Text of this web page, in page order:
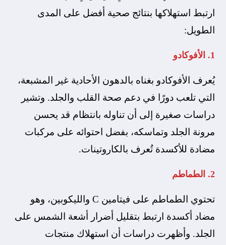
ارتبط استهلاكها بنتائج صحية أفضل على المدى
الطويل:
1. الأفوكادو
يُعرف الأفوكادو بغناه بالدهون الأحادية غير المشبعة،
التي تلعب دورًا في دعم صحة القلب والجلد. وتشير
دراسات صغيرة إلى أن تناوله بانتظام قد يحسن
مرونة الجلد وتماسكه، بفضل احتوائه على مركبات
مضادة للأكسدة تُعرف بالكاروتينات.
2. الطماطم
تحتوي الطماطم على فيتامين C والليكوبين، وهو
مضاد أكسدة ارتبط بتقليل أضرار أشعة الشمس على
الجلد. وأظهرت دراسات أن استهلاك منتجات